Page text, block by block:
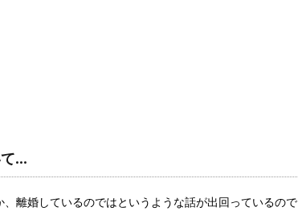
て…
離婚しているのではというような話が出回っているので